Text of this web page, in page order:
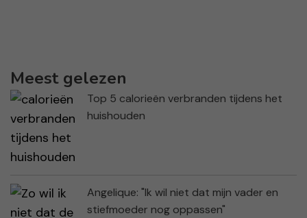
Meest gelezen
Top 5 calorieën verbranden tijdens het
huishouden
Angelique: "Ik wil niet dat mijn vader en
stiefmoeder nog oppassen"